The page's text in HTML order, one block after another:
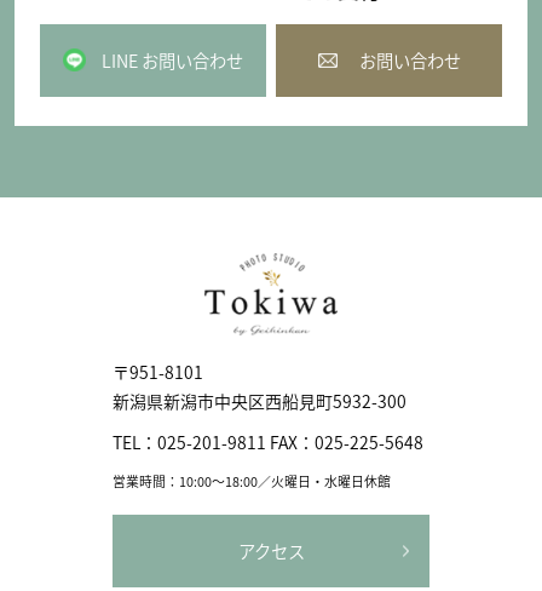
LINE お問い合わせ お問い合わせ
〒951-8101
新潟県新潟市中央区⻄船見町5932-300
TEL： 025-201-9811 FAX： 025-225-5648
営業時間：10:00〜18:00／火曜日・水曜日休館
アクセス